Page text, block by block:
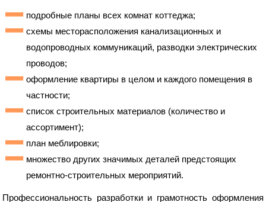
подробные планы всех комнат коттеджа;
схемы месторасположения канализационных и
водопроводных коммуникаций, разводки электрических
проводов;
оформление квартиры в целом и каждого помещения в
частности;
список строительных материалов (количество и
ассортимент);
план меблировки;
множество других значимых деталей предстоящих
ремонтно-строительных мероприятий.
Профессиональность разработки и грамотность оформления